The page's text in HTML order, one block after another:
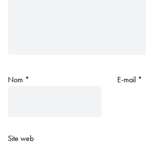
Nom * E-mail *
Site web